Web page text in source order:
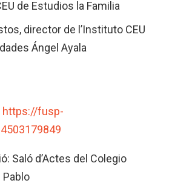
de Estudios la Familia
director de l’Instituto CEU
Ángel Ayala
https://fusp-
Saló d’Actes del Colegio
Pablo